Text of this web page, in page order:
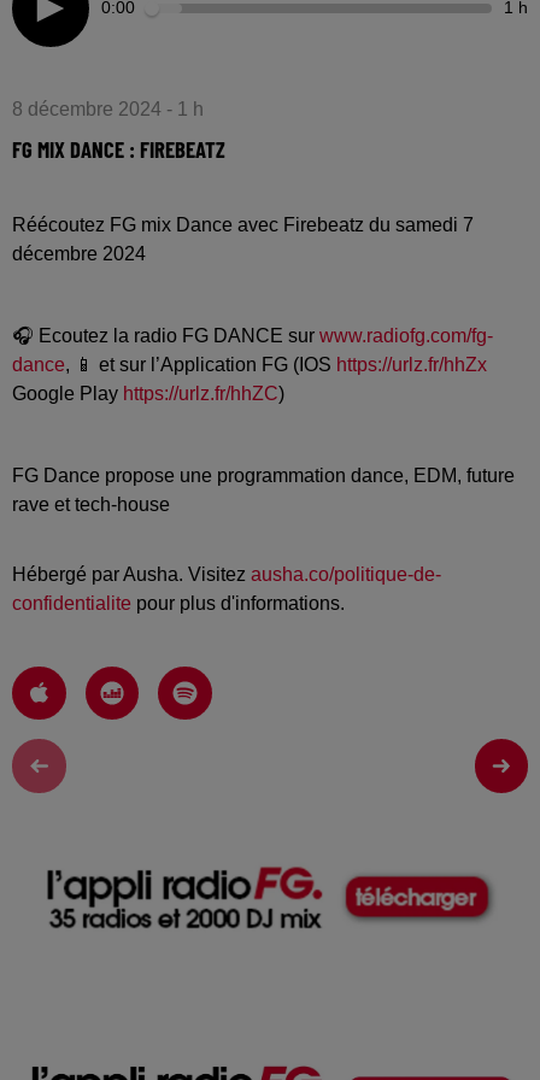
0:00 1 h
8 décembre 2024 - 1 h
FG MIX DANCE : FIREBEATZ
Réécoutez FG mix Dance avec Firebeatz du samedi 7
décembre 2024
🎧 Ecoutez la radio FG DANCE sur www.radiofg.com/fg-
dance, 📱 et sur l’Application FG (IOS https://urlz.fr/hhZx
Google Play https://urlz.fr/hhZC)
FG Dance propose une programmation dance, EDM, future
rave et tech-house
Hébergé par Ausha. Visitez ausha.co/politique-de-
confidentialite pour plus d'informations.